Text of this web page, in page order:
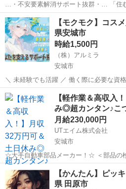
…・不安要素解消サポート抜群・… 「住む場所がない…」 「全財産が
尽きた…」 そんなお悩みをお持ちの方必見！ 宿泊支援いたします！
さらに、働いた分のお金は 即
愛知 みよし市 倉庫 スタッ
【モクモク】コス
県安城市
時給1,500円
（株）アルミラ
安城市
＼ 未経験でも活躍 ／ 働く際に必要な資
ートできる環境です！ プロのコーディネーターがサポートします♪ お
愛知 倉庫 時給
【軽作業＆高収入
み◎超カンタン♪こ
月給230,000円
UTエイム株式会社
安城市
☆大手自動車部品メーカー！☆ ＜部品の検査・組立
たい方必見！ 人気のコツコツ軽作業で高
は部品製造から始めてみませんか？ 自
関われます★ 比較的カン...
愛知 安城市 倉庫
【かんたん】ピッ
県 田原市